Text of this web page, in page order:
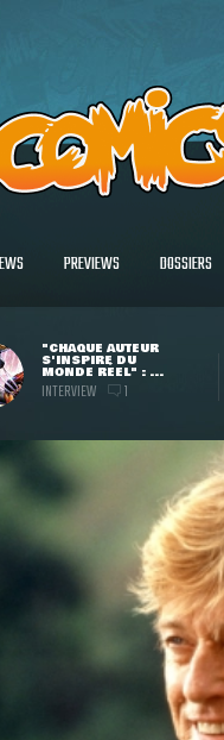
PREVIEWS DOSSIERS
"CHAQUE AUTEUR
S'INSPIRE DU
MONDE RÉEL" : ...
INTERVIEW 1